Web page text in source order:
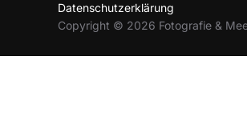
Datenschutzerklärung
Copyright © 2026 Fotografie &